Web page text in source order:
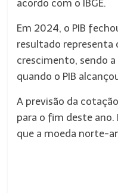
acordo com o IBGE.
Em 2024, o PIB
resultado representa
crescimento, sendo
quando o PIB
A previsão da
para o fim deste
que a moeda norte-